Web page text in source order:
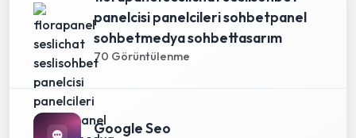
panelcisi panelcileri sohbetpanel
sohbetmedya sohbettasarım
70 Görüntülenme
Google Seo